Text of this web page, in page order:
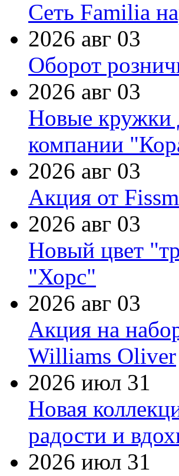
Сеть Familia
2026 авг 03
Оборот
2026 авг 03
Новые кружки
компании
2026 авг 03
Акция от
2026 авг 03
Новый цвет
"Хорс"
2026 авг 03
Акция на
Williams Oliver
2026 июл 31
Новая
радости и
2026 июл 31